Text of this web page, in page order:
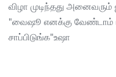
விழா முடிந்தது
"வைஷூ எனக்கு வேண்டாம்
சாப்பிடுங்க"உஷா